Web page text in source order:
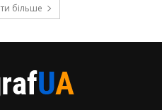
більше